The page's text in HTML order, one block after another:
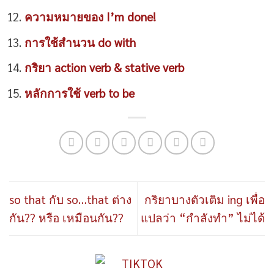
ความหมายของ I’m done!
การใช้สำนวน do with
กริยา action verb & stative verb
หลักการใช้ verb to be
so that กับ so…that ต่าง
กัน?? หรือ เหมือนกัน??
กริยาบางตัวเติม ing เพื่อ
แปลว่า “กำลังทำ” ไม่ได้